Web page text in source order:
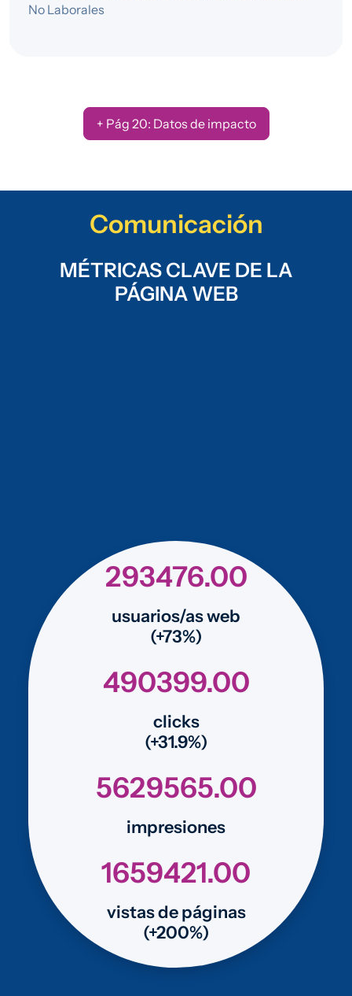
No Laborales
+ Pág 20: Datos de impacto
Comunicación
MÉTRICAS CLAVE DE LA
PÁGINA WEB
293476.00
usuarios/as web
(+73%)
490399.00
clicks
(+31.9%)
5629565.00
impresiones
1659421.00
vistas de páginas
(+200%)